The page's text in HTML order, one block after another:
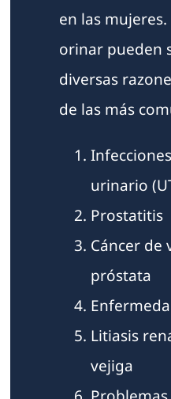
en las
orinar pueden
diversas
de las más
urinario
Prostatitis
Cáncer de
próstata
Litiasis
vejiga